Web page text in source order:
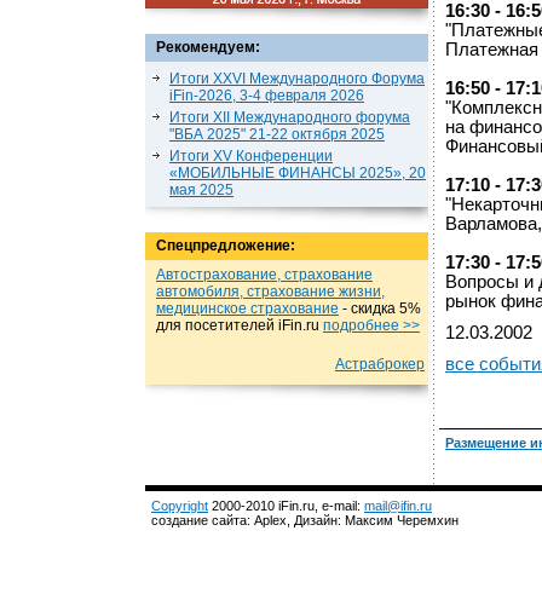
Рекомендуем:
Итоги XXVI Международного Форума
iFin-2026, 3-4 февраля 2026
Итоги XII Международного форума
"ВБА 2025" 21-22 октября 2025
Итоги XV Конференции
«МОБИЛЬНЫЕ ФИНАНСЫ 2025», 20
мая 2025
Спецпредложение:
Автострахование, страхование
автомобиля, страхование жизни,
медицинское страхование - cкидка 5%
для посетителей iFin.ru подробнеe >>
Астраброкер
16:30 -
16:50 -
на
17:10 -
17:30 -
Вопросы и
рынок
12.03.2002
все
Размещение
Copyright 2000-2010 iFin.ru, e-mail: mail@ifin.ru
создание сайта: Aplex, Дизайн: Максим Черемхин